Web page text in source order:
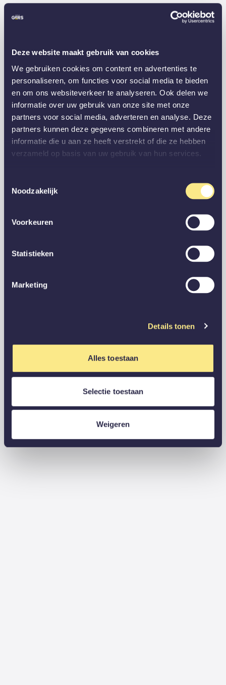
Deze website maakt gebruik van cookies
We gebruiken cookies om content en advertenties te
personaliseren, om functies voor social media te bieden
en om ons websiteverkeer te analyseren. Ook delen we
informatie over uw gebruik van onze site met onze
partners voor social media, adverteren en analyse. Deze
partners kunnen deze gegevens combineren met andere
informatie die u aan ze heeft verstrekt of die ze hebben
verzameld op basis van uw gebruik van hun services.
Noodzakelijk
Voorkeuren
Statistieken
Marketing
Details tonen
Alles toestaan
Selectie toestaan
Weigeren